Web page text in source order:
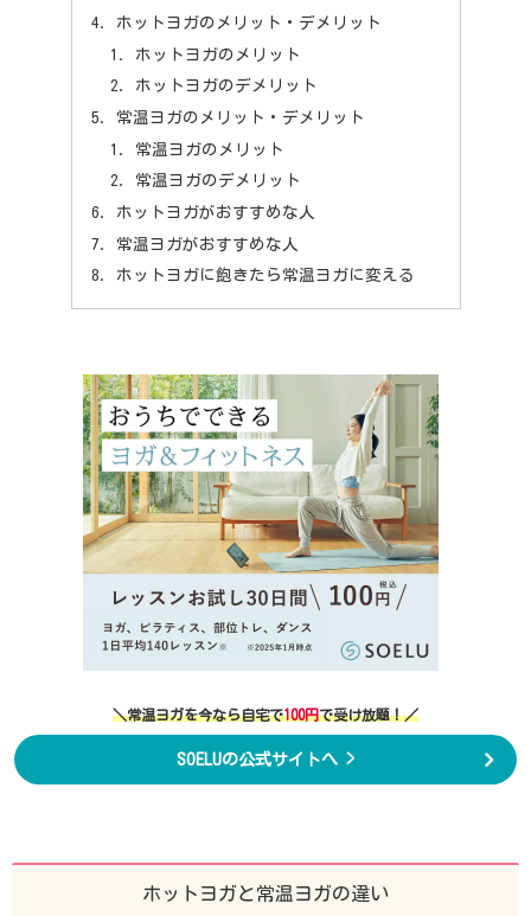
ホットヨガのメリット・デメリット
ホットヨガのメリット
ホットヨガのデメリット
常温ヨガのメリット・デメリット
常温ヨガのメリット
常温ヨガのデメリット
ホットヨガがおすすめな人
常温ヨガがおすすめな人
ホットヨガに飽きたら常温ヨガに変える
＼常温ヨガを今なら自宅で100円で受け放題！／
SOELUの公式サイトへ >
ホットヨガと常温ヨガの違い